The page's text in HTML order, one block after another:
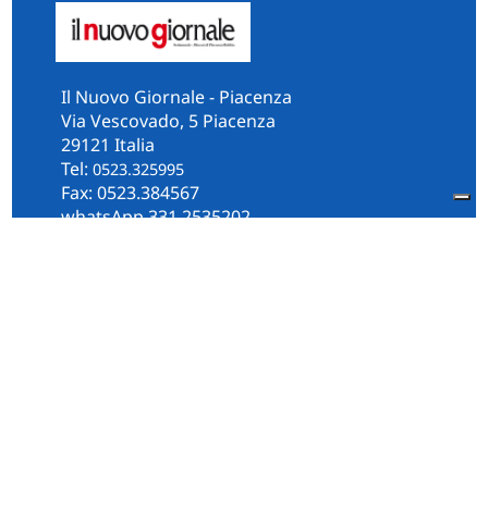
Il Nuovo Giornale - Piacenza
Via Vescovado, 5 Piacenza
29121 Italia
Tel: 0523.325995
Fax: 0523.384567
whatsApp 331.2535202